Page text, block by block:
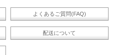
よくあるご質問(FAQ)
配送について